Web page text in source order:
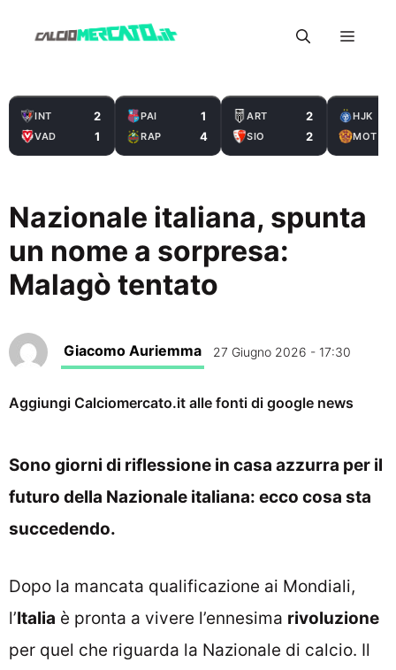
Menu
INT 2
VAD 1
PAI 1
RAP 4
ART 2
SIO 2
HJK
MOT
Nazionale italiana, spunta
un nome a sorpresa:
Malagò tentato
Giacomo Auriemma 27 Giugno 2026 - 17:30
Aggiungi Calciomercato.it alle fonti di google news
Sono giorni di riflessione in casa azzurra per il
futuro della Nazionale italiana: ecco cosa sta
succedendo.
Dopo la mancata qualificazione ai Mondiali,
l’Italia è pronta a vivere l’ennesima rivoluzione
per quel che riguarda la Nazionale di calcio. Il